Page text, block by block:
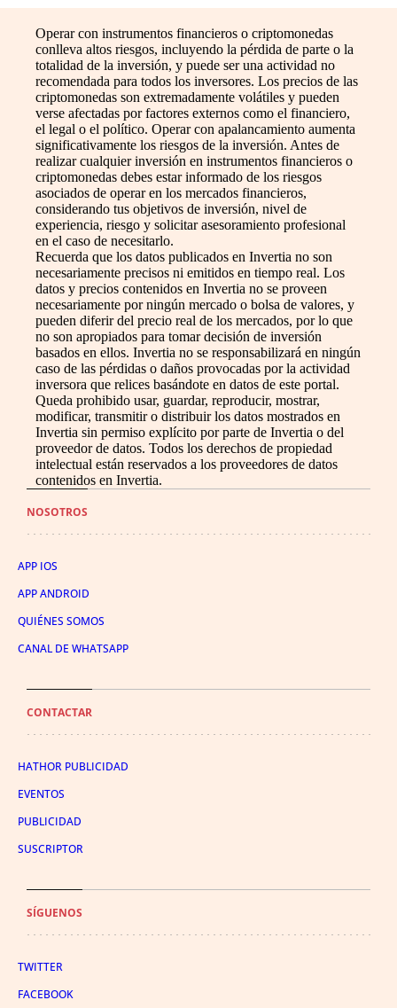
Operar con instrumentos financieros o criptomonedas
conlleva altos riesgos, incluyendo la pérdida de parte o la
totalidad de la inversión, y puede ser una actividad no
recomendada para todos los inversores. Los precios de las
criptomonedas son extremadamente volátiles y pueden
verse afectadas por factores externos como el financiero,
el legal o el político. Operar con apalancamiento aumenta
significativamente los riesgos de la inversión. Antes de
realizar cualquier inversión en instrumentos financieros o
criptomonedas debes estar informado de los riesgos
asociados de operar en los mercados financieros,
considerando tus objetivos de inversión, nivel de
experiencia, riesgo y solicitar asesoramiento profesional
en el caso de necesitarlo.
Recuerda que los datos publicados en Invertia no son
necesariamente precisos ni emitidos en tiempo real. Los
datos y precios contenidos en Invertia no se proveen
necesariamente por ningún mercado o bolsa de valores, y
pueden diferir del precio real de los mercados, por lo que
no son apropiados para tomar decisión de inversión
basados en ellos. Invertia no se responsabilizará en ningún
caso de las pérdidas o daños provocadas por la actividad
inversora que relices basándote en datos de este portal.
Queda prohibido usar, guardar, reproducir, mostrar,
modificar, transmitir o distribuir los datos mostrados en
Invertia sin permiso explícito por parte de Invertia o del
proveedor de datos. Todos los derechos de propiedad
intelectual están reservados a los proveedores de datos
contenidos en Invertia.
NOSOTROS
APP IOS
APP ANDROID
QUIÉNES SOMOS
CANAL DE WHATSAPP
CONTACTAR
HATHOR PUBLICIDAD
EVENTOS
PUBLICIDAD
SUSCRIPTOR
SÍGUENOS
TWITTER
FACEBOOK